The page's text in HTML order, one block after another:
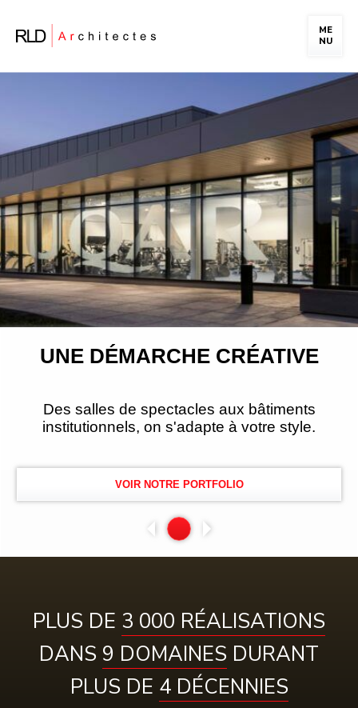
PORTFOLIO
NOTRE ÉQUIPE
CARRIÈRE
NOUS JOINDRE
ME
NU
UNE DÉMARCHE CRÉATIVE
Des salles de spectacles aux bâtiments
institutionnels, on s'adapte à votre style.
VOIR NOTRE PORTFOLIO
PLUS DE 3 000 RÉALISATIONS
DANS 9 DOMAINES DURANT
PLUS DE 4 DÉCENNIES